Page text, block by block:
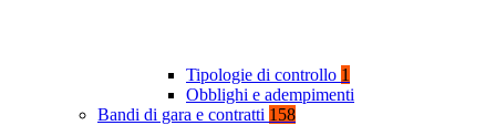
Tipologie di controllo 1
Obblighi e adempimenti
Bandi di gara e contratti 158